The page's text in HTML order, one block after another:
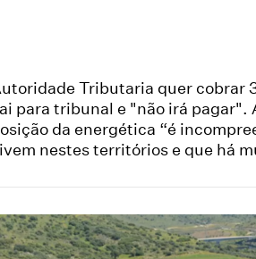
Tributaria quer cobrar
para tribunal e "não irá pagar".
da energética “é
nestes territórios e que há